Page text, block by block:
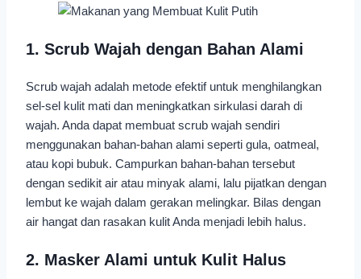
1. Scrub Wajah dengan Bahan Alami
Scrub wajah adalah metode efektif untuk menghilangkan
sel-sel kulit mati dan meningkatkan sirkulasi darah di
wajah. Anda dapat membuat scrub wajah sendiri
menggunakan bahan-bahan alami seperti gula, oatmeal,
atau kopi bubuk. Campurkan bahan-bahan tersebut
dengan sedikit air atau minyak alami, lalu pijatkan dengan
lembut ke wajah dalam gerakan melingkar. Bilas dengan
air hangat dan rasakan kulit Anda menjadi lebih halus.
2. Masker Alami untuk Kulit Halus